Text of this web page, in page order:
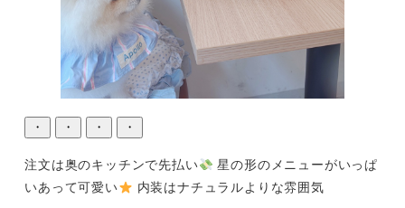
・ ・ ・ ・
注文は奥のキッチンで先払い
星の形のメニューがいっぱ
いあって可愛い
内装はナチュラルよりな雰囲気